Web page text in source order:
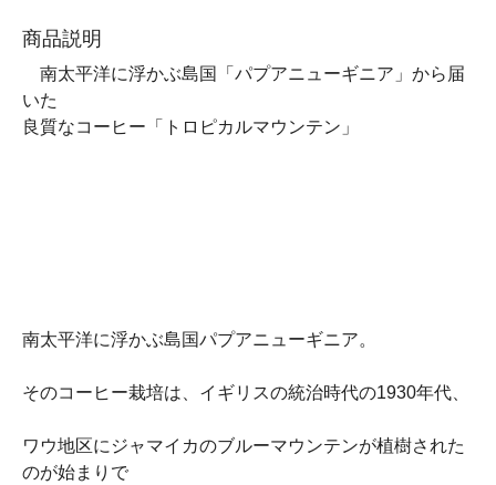
商品説明
南太平洋に浮かぶ島国「パプアニューギニア」から届
いた
良質なコーヒー「トロピカルマウンテン」
南太平洋に浮かぶ島国パプアニューギニア。
そのコーヒー栽培は、イギリスの統治時代の1930年代、
ワウ地区にジャマイカのブルーマウンテンが植樹された
のが始まりで